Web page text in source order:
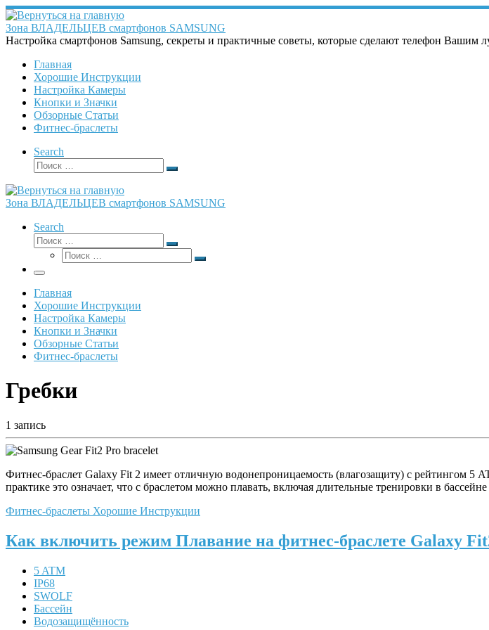
Перейти
к
содержимому
Зона ВЛАДЕЛЬЦЕВ смартфонов SAMSUNG
Настройка смартфонов Samsung, секреты и практичные советы, которые сделают телефон Вашим
Главная
Хорошие Инструкции
Настройка Камеры
Кнопки и Значки
Обзорные Статьи
Фитнес-браслеты
Search
Поиск
Поиск
Зона ВЛАДЕЛЬЦЕВ смартфонов SAMSUNG
Search
Поиск
Поиск
Поиск
Поиск
Меню
Главная
Хорошие Инструкции
Настройка Камеры
Кнопки и Значки
Обзорные Статьи
Фитнес-браслеты
Гребки
1 запись
Фитнес-браслет Galaxy Fit 2 имеет отличную водонепроницаемость (влагозащиту) с рейтингом 5
практике это означает, что с браслетом можно плавать, включая длительные тренировки в
Фитнес-браслеты Хорошие Инструкции
Как включить режим Плавание на фитнес-браслете Galaxy
5 ATM
IP68
SWOLF
Бассейн
Водозащищённость